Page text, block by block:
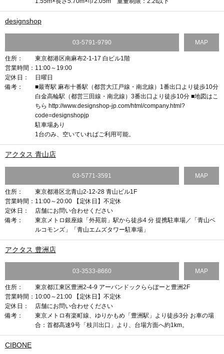
designshop
03-5791-9790 MAP
住所：
東京都港区南麻布2-1-17 白ビル1階
営業時間： 11:00～19:00
定休日：
日曜日
備考：
■最寄駅 麻布十番駅（都営大江戸線・南北線）1番出口より徒歩10分
白金高輪駅（都営三田線・南北線）3番出口より徒歩10分 ■地図はこ
ちら http://www.designshop-jp.com/html/company.html?
code=designshopjp
駐車場あり
1台のみ、空いていればご利用可能。
アクタス 青山店
03-5771-3591 MAP
住所：
東京都港区北青山2-12-28 青山ビル1F
営業時間： 11:00～20:00 【定休日】不定休
定休日：
店舗にお問い合わせください
備考：
東京メトロ銀座線「外苑前」駅から徒歩4 分 提携駐車場／「青山ベ
ルコモンズ」「青山エムズタワー駐車場」
アクタス 豊洲店
03-3533-8660 MAP
住所：
東京都江東区豊洲2-4-9 アーバンドックららぽーと豊洲2F
営業時間： 10:00～21:00 【定休日】不定休
定休日：
店舗にお問い合わせください
備考：
東京メトロ有楽町線、ゆりかもめ「豊洲駅」より徒歩3分 お車の場
合：首都高速9号「枝川出口」より、台場方面へ約1km。
CIBONE